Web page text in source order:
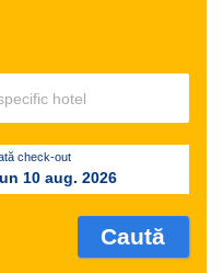
check-out
10 aug. 2026